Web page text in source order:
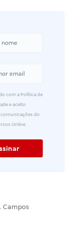
com a Política de
e aceito
comunicações do
Online.
Campos